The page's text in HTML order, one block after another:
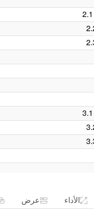
الأداء عرض